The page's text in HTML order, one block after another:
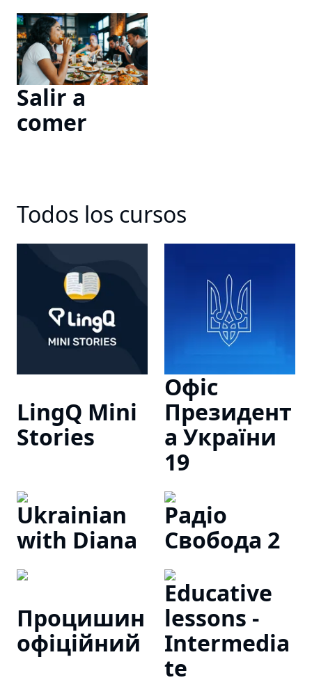
Salir a
comer
Todos los cursos
LingQ Mini
Stories
Офіс
Президент
а України
19
Ukrainian
with Diana
Радіо
Свобода 2
Процишин
офіційний
Educative
lessons -
Intermedia
te